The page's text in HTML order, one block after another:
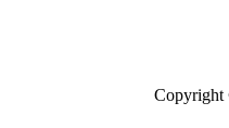
Copyright